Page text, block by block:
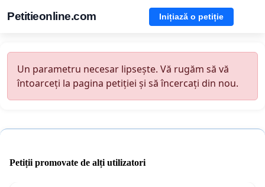
Petitieonline.com Inițiază o petiție
Un parametru necesar lipsește. Vă rugăm să vă
întoarceți la pagina petiției și să încercați din nou.
Petiții promovate de alți utilizatori